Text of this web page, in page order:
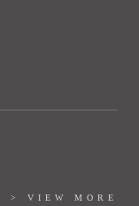
> VIEW MORE